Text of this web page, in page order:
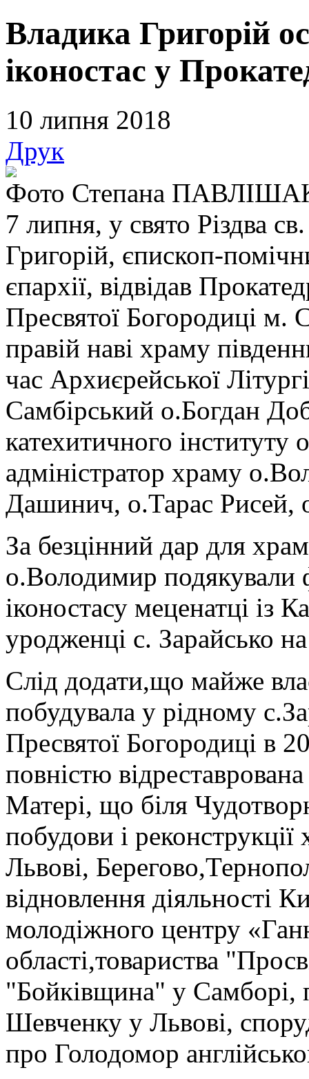
Владика Григорій
іконостас у
10 липня 2018
Друк
Фото Степана
7 липня, у свято Різдва
Григорій, єпископ-
єпархії, відвідав
Пресвятої Богородиці м.
правій наві храму
час Архиєрейської
Самбірський о.Богдан
катехитичного
адміністратор храму
Дашинич, о.Тарас Рисей,
За безцінний дар для
о.Володимир подякували
іконостасу меценатці із
уродженці с. Зарайсько
Слід додати,що майже
побудувала у рідному
Пресвятої Богородиці в
повністю
Матері, що біля
побудови і
Львові,
відновлення діяльності
молодіжного центру
області,товариства
"Бойківщина" у Самборі,
Шевченку у Львові,
про Голодомор